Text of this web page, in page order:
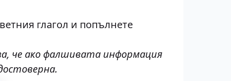
глагол и попълнете
че ако фалшивата информация
достоверна.